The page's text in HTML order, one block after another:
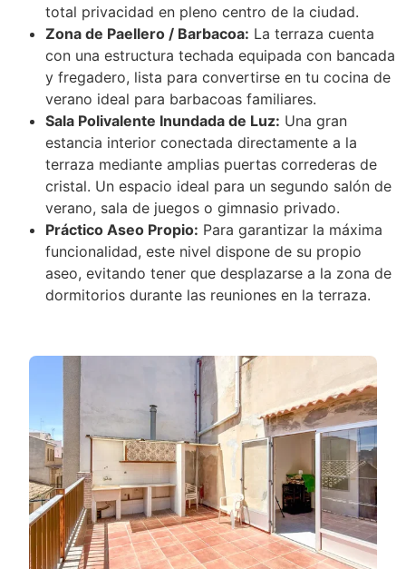
total privacidad en pleno centro de la ciudad.
Zona de Paellero / Barbacoa: La terraza cuenta
con una estructura techada equipada con bancada
y fregadero, lista para convertirse en tu cocina de
verano ideal para barbacoas familiares.
Sala Polivalente Inundada de Luz: Una gran
estancia interior conectada directamente a la
terraza mediante amplias puertas correderas de
cristal. Un espacio ideal para un segundo salón de
verano, sala de juegos o gimnasio privado.
Práctico Aseo Propio: Para garantizar la máxima
funcionalidad, este nivel dispone de su propio
aseo, evitando tener que desplazarse a la zona de
dormitorios durante las reuniones en la terraza.